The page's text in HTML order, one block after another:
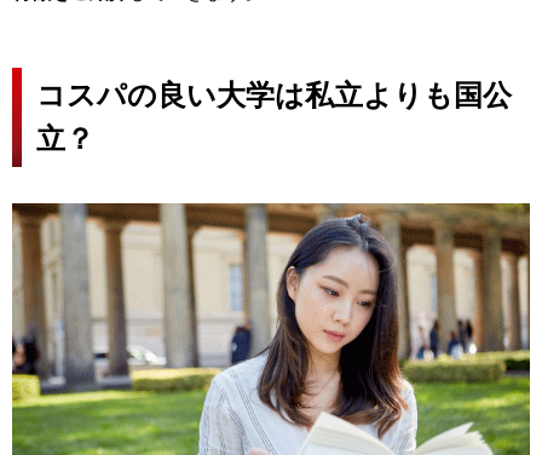
コスパの良い大学は私立よりも国公
立？